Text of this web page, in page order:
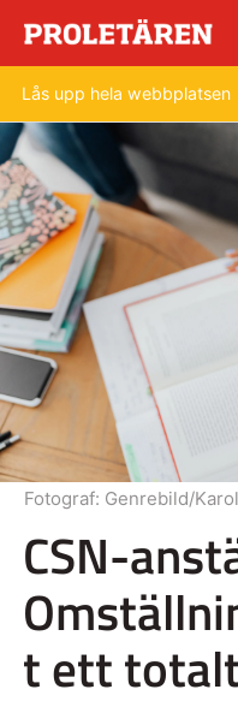
Lås upp hela webbplatsen
CSN-
t ett
Fotograf: Genrebild/